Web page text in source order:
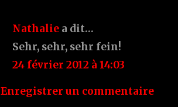
Nathalie a dit…
Sehr, sehr, sehr fein!
24 février 2012 à 14:03
Enregistrer un commentaire